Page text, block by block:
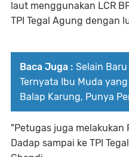
laut menggunakan LCR
TPI Tegal Agung dengan
Baca Juga : Selain
Ternyata Ibu Muda
Balap Karung, Punya
"Petugas juga melakukan
Dadap sampai ke TPI